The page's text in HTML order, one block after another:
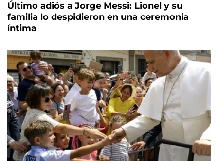
Último adiós a Jorge Messi: Lionel y su
familia lo despidieron en una ceremonia
íntima